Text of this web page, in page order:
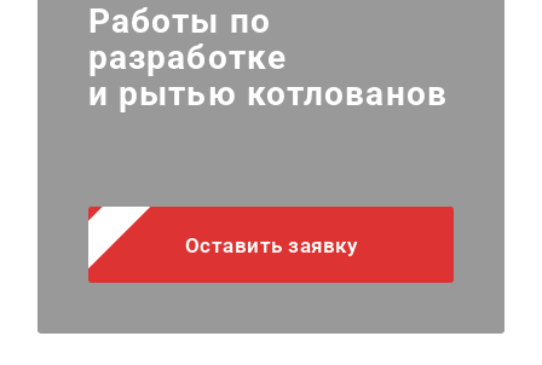
Работы по
разработке
и рытью котлованов
Оставить заявку